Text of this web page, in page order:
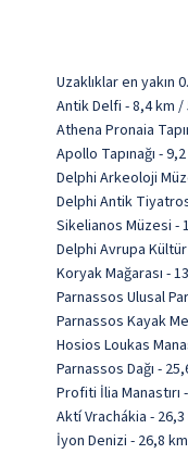
Uzaklıklar en
Antik Delfi - 8,4 km /
Athena Pronaia
Apollo Tapınağı -
Delphi Arkeoloji
Delphi Antik
Sikelianos Müzesi -
Delphi Avrupa
Koryak Mağarası -
Parnassos Ulusal
Parnassos Kayak
Hosios Loukas
Parnassos Dağı -
Profiti İlia Manastırı
Aktí Vrachákia -
İyon Denizi - 26,8